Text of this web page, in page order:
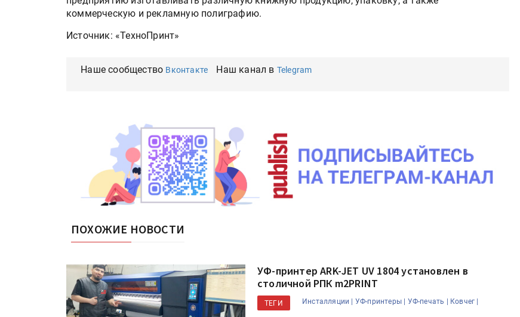
коммерческую и рекламную полиграфию.
Источник: «ТехноПринт»
Наше сообщество Вконтакте Наш канал в Telegram
ПОХОЖИЕ НОВОСТИ
УФ-принтер ARK-JET UV 1804 установлен в
столичной РПК m2PRINT
ТЕГИ Инсталляции | УФ-принтеры | УФ-печать | Ковчег |